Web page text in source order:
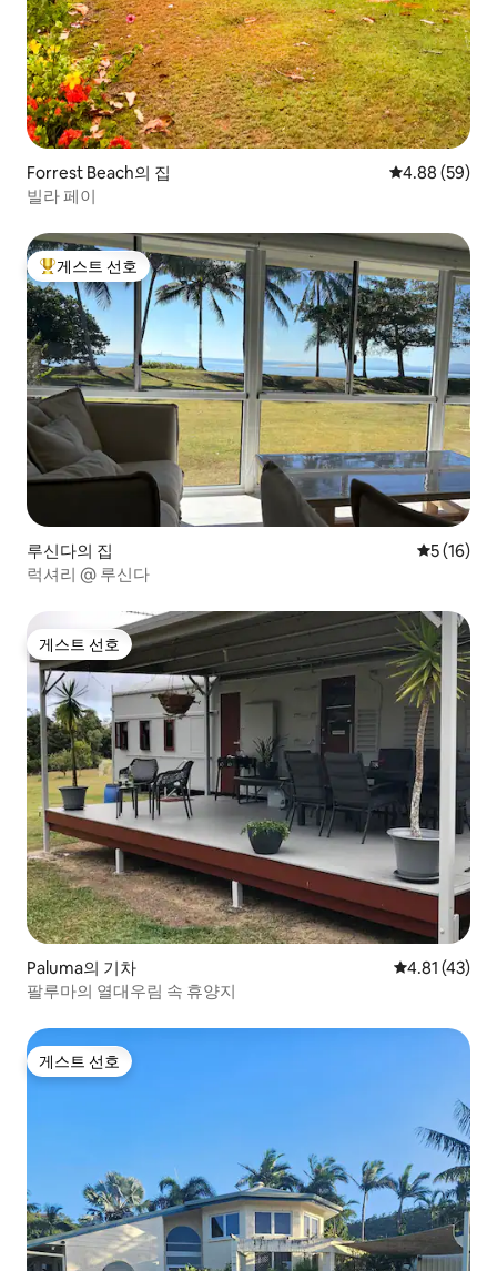
Forrest Beach의 집 평점 4.88점(5
4.88 (59)
빌라 페이
상위 게스트 선호
게스트 선호
루신다의 집 평점 5점
5 (16)
럭셔리 @ 루신다
게스트 선호
게스트 선호
Paluma의 기차 평점 4.81점
4.81 (43)
팔루마의 열대우림 속 휴양지
게스트 선호
게스트 선호